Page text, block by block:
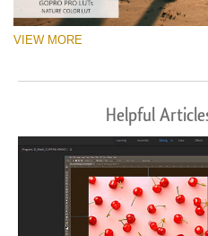
VIEW MORE
Helpful